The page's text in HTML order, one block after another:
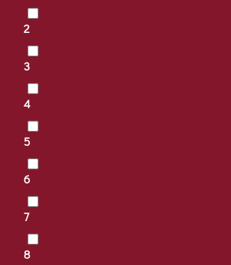
2
3
4
5
6
7
8